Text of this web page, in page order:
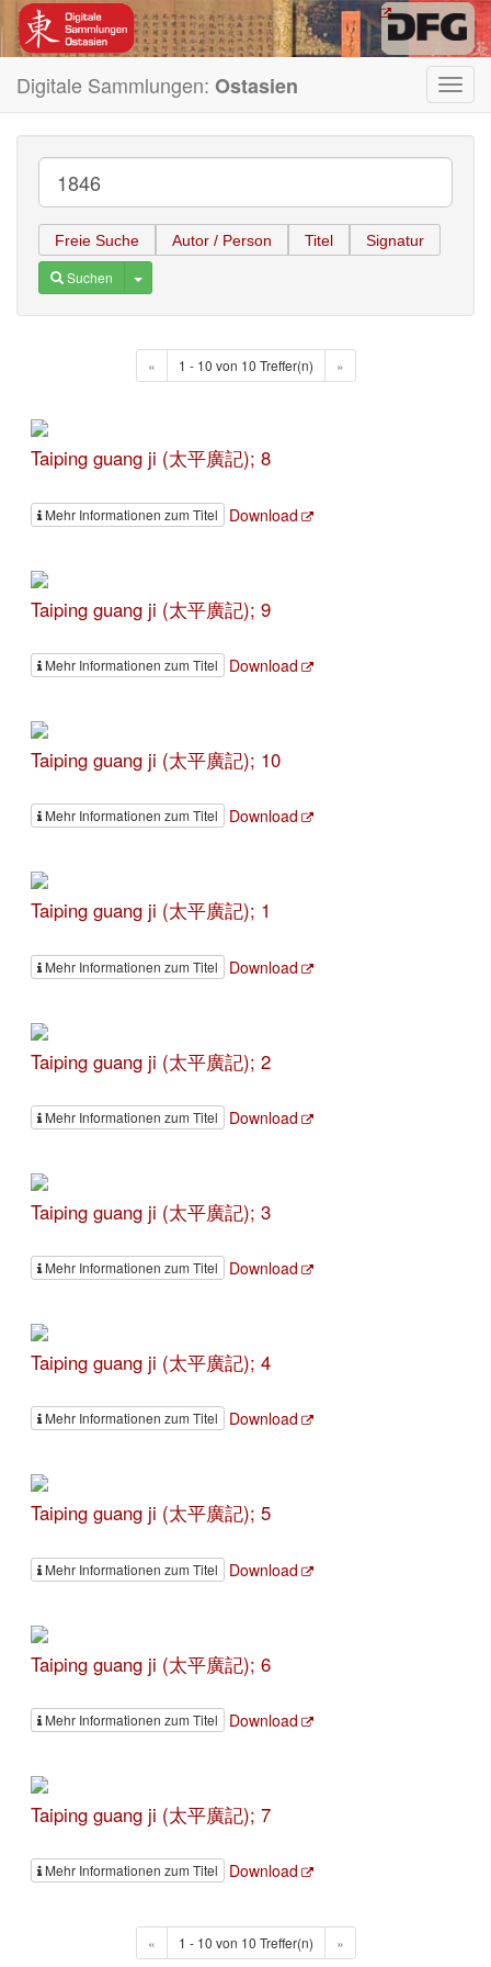
Digitale Sammlungen: Ostasien
Freie Suche Autor / Person Titel Signatur
Suchen Toggle Dropdown
« 1 - 10 von 10 Treffer(n) »
Taiping guang ji (太平廣記); 8
Mehr Informationen zum Titel Download
Taiping guang ji (太平廣記); 9
Mehr Informationen zum Titel Download
Taiping guang ji (太平廣記); 10
Mehr Informationen zum Titel Download
Taiping guang ji (太平廣記); 1
Mehr Informationen zum Titel Download
Taiping guang ji (太平廣記); 2
Mehr Informationen zum Titel Download
Taiping guang ji (太平廣記); 3
Mehr Informationen zum Titel Download
Taiping guang ji (太平廣記); 4
Mehr Informationen zum Titel Download
Taiping guang ji (太平廣記); 5
Mehr Informationen zum Titel Download
Taiping guang ji (太平廣記); 6
Mehr Informationen zum Titel Download
Taiping guang ji (太平廣記); 7
Mehr Informationen zum Titel Download
« 1 - 10 von 10 Treffer(n) »